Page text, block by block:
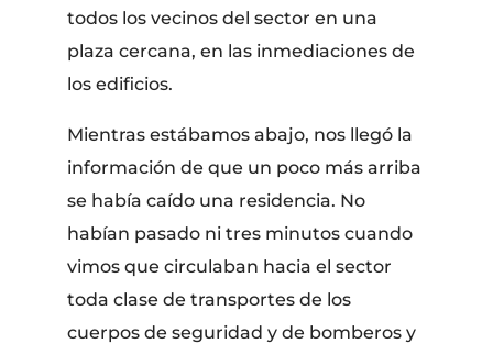
todos los vecinos del sector en una
plaza cercana, en las inmediaciones de
los edificios.
​Mientras estábamos abajo, nos llegó la
información de que un poco más arriba
se había caído una residencia. No
habían pasado ni tres minutos cuando
vimos que circulaban hacia el sector
toda clase de transportes de los
cuerpos de seguridad y de bomberos y